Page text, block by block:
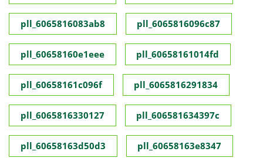
pll_6065816083ab8 pll_6065816096c87
pll_60658160e1eee pll_60658161014fd
pll_60658161c096f pll_6065816291834
pll_6065816330127 pll_606581634397c
pll_60658163d50d3 pll_60658163e8347